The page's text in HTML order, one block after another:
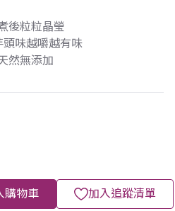
後粒粒晶瑩
頭味越嚼越有味
然無添加
購物車 加入追蹤清單